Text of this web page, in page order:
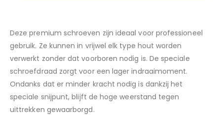
Deze premium schroeven zijn ideaal voor professioneel
gebruik. Ze kunnen in vrijwel elk type hout worden
verwerkt zonder dat voorboren nodig is. De speciale
schroefdraad zorgt voor een lager indraaimoment.
Ondanks dat er minder kracht nodig is dankzij het
speciale snijpunt, blijft de hoge weerstand tegen
uittrekken gewaarborgd.